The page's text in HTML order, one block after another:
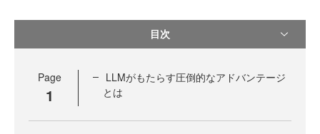
目次
Page
1
LLMがもたらす圧倒的なアドバンテージ
とは